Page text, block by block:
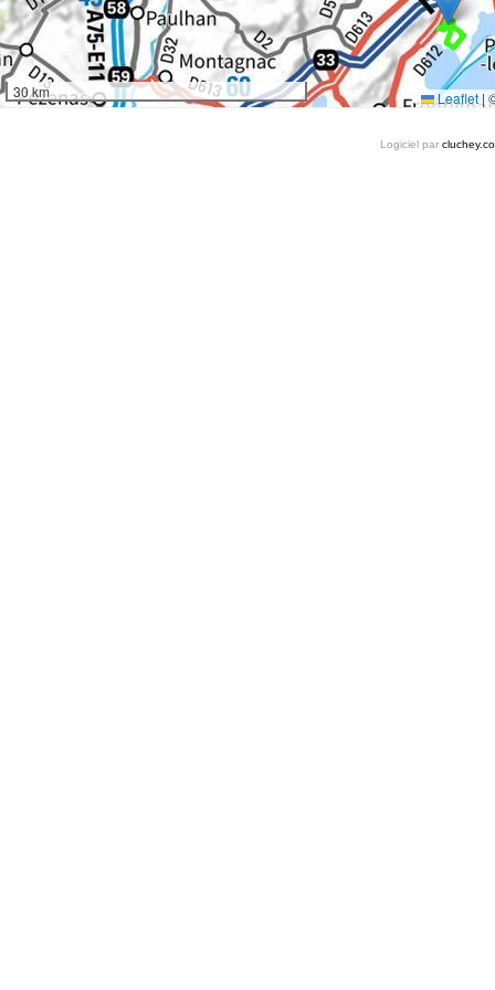
30 km Leaflet |
Logiciel par